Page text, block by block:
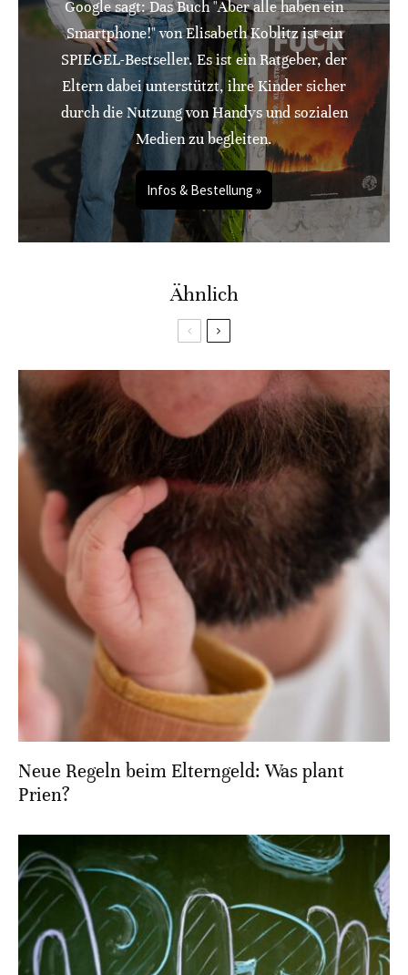
Google sagt: Das Buch "Aber alle haben ein
Smartphone!" von Elisabeth Koblitz ist ein
SPIEGEL-Bestseller. Es ist ein Ratgeber, der
Eltern dabei unterstützt, ihre Kinder sicher
durch die Nutzung von Handys und sozialen
Medien zu begleiten.
Infos & Bestellung »
Ähnlich
Neue Regeln beim Elterngeld: Was plant
Prien?